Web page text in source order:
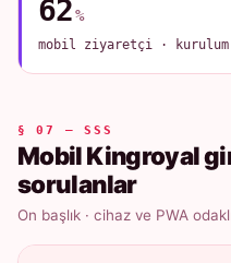
62%
mobil ziyaretçi · kurulum
§ 07 — SSS
Mobil Kingroyal
sorulanlar
On başlık · cihaz ve PWA